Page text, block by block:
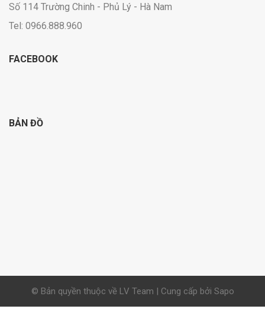
Số 114 Trường Chinh - Phủ Lý - Hà Nam
Tel: 0966.888.960
FACEBOOK
BẢN ĐỒ
© Bản quyền thuộc về LV Team | Cung cấp bởi Sapo